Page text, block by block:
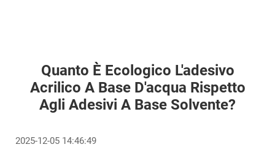
Quanto È Ecologico L'adesivo
Acrilico A Base D'acqua Rispetto
Agli Adesivi A Base Solvente?
2025-12-05 14:46:49